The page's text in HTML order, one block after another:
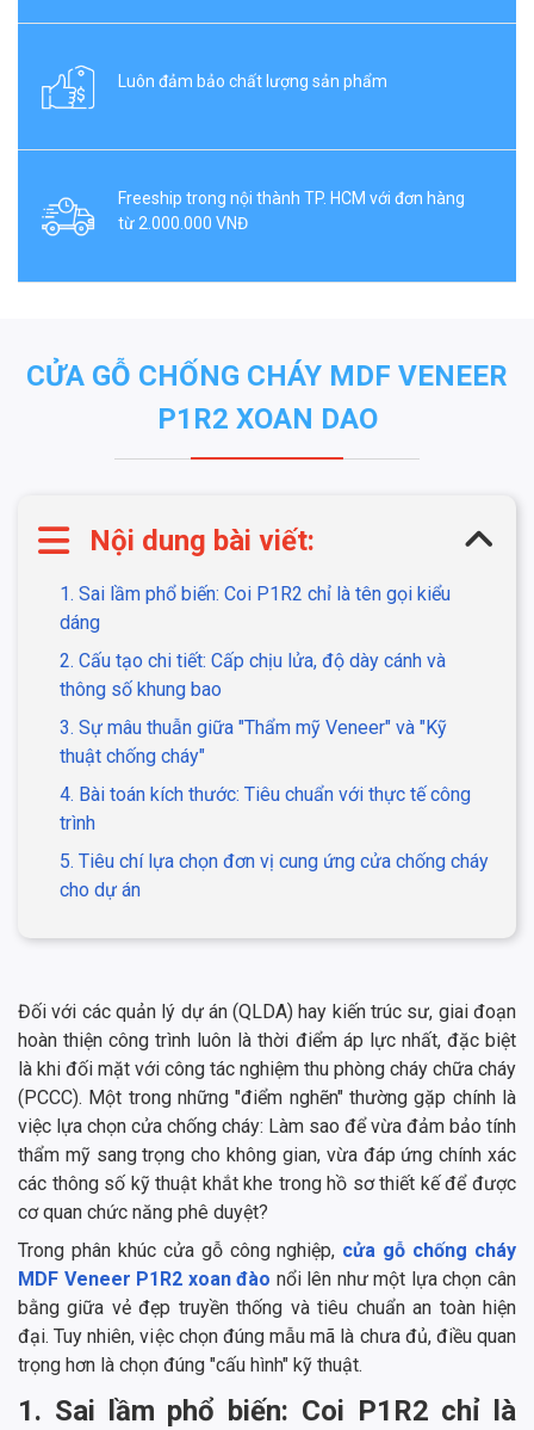
Luôn đảm bảo chất lượng sản phẩm
Freeship trong nội thành TP. HCM với đơn hàng
từ 2.000.000 VNĐ
CỬA GỖ CHỐNG CHÁY MDF VENEER
P1R2 XOAN DAO
Nội dung bài viết:
1. Sai lầm phổ biến: Coi P1R2 chỉ là tên gọi kiểu
dáng
2. Cấu tạo chi tiết: Cấp chịu lửa, độ dày cánh và
thông số khung bao
3. Sự mâu thuẫn giữa "Thẩm mỹ Veneer" và "Kỹ
thuật chống cháy"
4. Bài toán kích thước: Tiêu chuẩn với thực tế công
trình
5. Tiêu chí lựa chọn đơn vị cung ứng cửa chống cháy
cho dự án
Đối với các quản lý dự án (QLDA) hay kiến trúc sư, giai đoạn
hoàn thiện công trình luôn là thời điểm áp lực nhất, đặc biệt
là khi đối mặt với công tác nghiệm thu phòng cháy chữa cháy
(PCCC). Một trong những "điểm nghẽn" thường gặp chính là
việc lựa chọn cửa chống cháy: Làm sao để vừa đảm bảo tính
thẩm mỹ sang trọng cho không gian, vừa đáp ứng chính xác
các thông số kỹ thuật khắt khe trong hồ sơ thiết kế để được
cơ quan chức năng phê duyệt?
Trong phân khúc cửa gỗ công nghiệp, cửa gỗ chống cháy
MDF Veneer P1R2 xoan đào nổi lên như một lựa chọn cân
bằng giữa vẻ đẹp truyền thống và tiêu chuẩn an toàn hiện
đại. Tuy nhiên, việc chọn đúng mẫu mã là chưa đủ, điều quan
trọng hơn là chọn đúng "cấu hình" kỹ thuật.
1. Sai lầm phổ biến: Coi P1R2 chỉ là